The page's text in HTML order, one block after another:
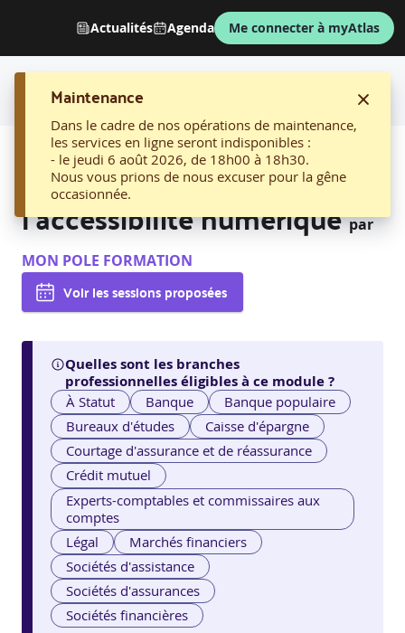
Actualités Agenda Me connecter à myAtlas
Maintenance
Dans le cadre de nos opérations de maintenance,
les services en ligne seront indisponibles :
- le jeudi 6 août 2026, de 18h00 à 18h30.
Nous vous prions de nous excuser pour la gêne
occasionnée.
AFFICHER LE FIL D'ARIANE
10. Sensibilisation à
l'accessibilité numérique par
MON POLE FORMATION
Voir les sessions proposées
Quelles sont les branches
professionnelles éligibles à ce module ?
À Statut Banque
Banque populaire
Bureaux d'études
Caisse d'épargne
Courtage d'assurance et de réassurance
Crédit mutuel
Experts-comptables et commissaires aux
comptes
Légal
Marchés financiers
Sociétés d'assistance
Sociétés d'assurances
Sociétés financières